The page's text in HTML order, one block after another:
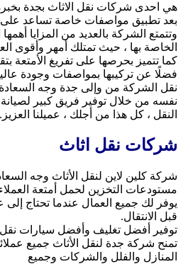
هي احدى شركات نقل الاثاث بجدة
بعد تطبيق مواصفات خاصة تساعد
وتتمتع الشركة بالعديد من المزايا أهمها
الخاصة بها ، حيث تمتلك أمهر وأقوى
كما تتميز بحرصها على تفريغ الأمتعة
فضلًا عن تركيبها بمواصفات وجودة
نقل الشركة من وإلى جدة وجه السعادة
نفسه من خلال توفير فريق كبير
النقل ، كل هذا من أجلك ، عميلنا العزيز.
شركات نقل اثاث
شركة كلين لاين لنقل الأثاث وجه
مستودعات التخزين لحمل أمتعة
يوفر لك جميع العمال عندما تحتاج
قبل الانتقال.
توفير أفضل تغليف وأفضل سيارات نقل
تمنح شركة جدة لنقل الأثاث جميع
المنازل والفلل والشركات وجميع